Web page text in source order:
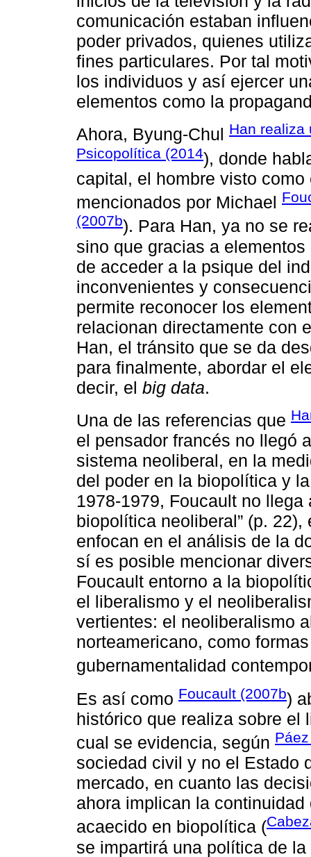
comunicación estaban
poder privados, quienes
fines particulares. Por tal
los individuos y así ejercer
elementos como la
Ahora, Byung-Chul Han realiza
Psicopolítica (2014), donde
capital, el hombre visto
mencionados por Michael
(2007b). Para Han, ya no se
sino que gracias a
de acceder a la psique del
inconvenientes y
permite reconocer los
relacionan directamente con
Han, el tránsito que se da
para finalmente, abordar el
decir, el big data.
Una de las referencias que
el pensador francés no llegó
sistema neoliberal, en la
del poder en la biopolítica y
1978-1979, Foucault no
biopolítica neoliberal” (p.
enfocan en el análisis de la
sí es posible mencionar
Foucault entorno a la
el liberalismo y el
vertientes: el neoliberalismo
norteamericano, como
gubernamentalidad
Es así como Foucault (2007b)
histórico que realiza sobre el
cual se evidencia, según
sociedad civil y no el Estado
mercado, en cuanto las
ahora implican la
acaecido en biopolítica (
se impartirá una política de